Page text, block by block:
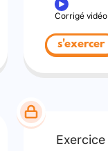
Corrigé vidéo
s'exercer
Exercice